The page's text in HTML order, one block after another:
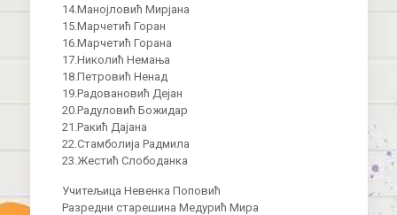
14.Манојловић Мирјана
15.Марчетић Горан
16.Марчетић Горана
17.Николић Немања
18.Петровић Ненад
19.Радовановић Дејан
20.Радуловић Божидар
21.Ракић Дајана
22.Стамболија Радмила
23.Жестић Слободанка
Учитељица Невенка Поповић
Разредни старешина Медурић Мира